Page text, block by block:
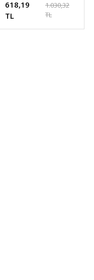
618,19
TL
1.030,32
TL